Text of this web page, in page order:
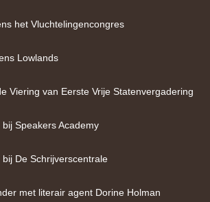
het Vluchtelingencongres
Lowlands
Viering van Eerste Vrije Statenvergadering
Speakers Academy
De Schrijverscentrale
met literair agent Dorine Holman